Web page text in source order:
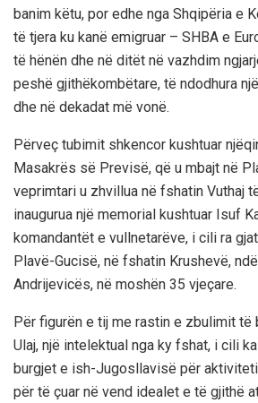
banim këtu, por edhe nga Shqipëria e
të tjera ku kanë emigruar – SHBA e
të hënën dhe në ditët në vazhdim
peshë gjithëkombëtare, të ndodhura
dhe në dekadat më vonë.
Përveç tubimit shkencor kushtuar
Masakrës së Previsë, që u mbajt në
veprimtari u zhvillua në fshatin Vuthaj
inaugurua një memorial kushtuar Isuf
komandantët e vullnetarëve, i cili ra
Plavë-Gucisë, në fshatin Krushevë,
Andrijevicës, në moshën 35 vjeçare.
Për figurën e tij me rastin e zbulimit
Ulaj, një intelektual nga ky fshat, i cili
burgjet e ish-Jugosllavisë për
për të çuar në vend idealet e të gjithë